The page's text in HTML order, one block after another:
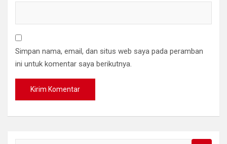
Simpan nama, email, dan situs web saya pada peramban
ini untuk komentar saya berikutnya.